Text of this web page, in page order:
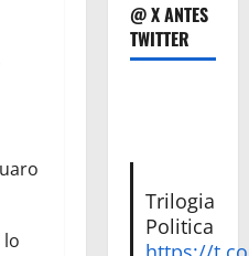
lo
@ X ANTES
TWITTER
Trilogia
Politica